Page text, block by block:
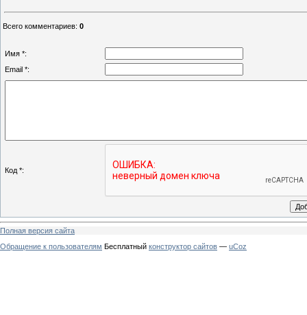
Всего комментариев: 0
Имя *:
Email *:
Код *:
Полная версия сайта
Обращение к пользователям Бесплатный конструктор сайтов — uCoz